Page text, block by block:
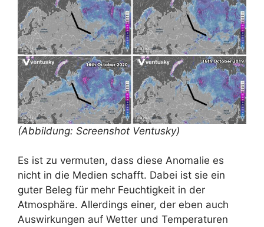
(Abbildung: Screenshot Ventusky)
Es ist zu vermuten, dass diese Anomalie es
nicht in die Medien schafft. Dabei ist sie ein
guter Beleg für mehr Feuchtigkeit in der
Atmosphäre. Allerdings einer, der eben auch
Auswirkungen auf Wetter und Temperaturen